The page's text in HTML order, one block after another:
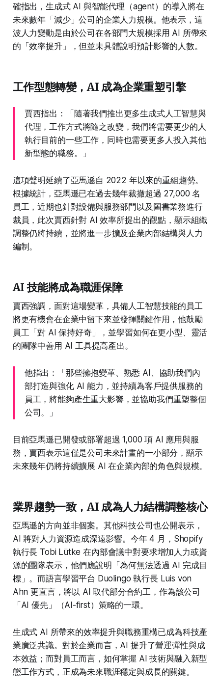
確指出，生成式 AI 與智能代理（agent）的導入將在
未來數年「減少」公司的企業人力規模。他表示，這
波人力變動是由於公司在各部門大規模採用 AI 所帶來
的「效率提升」，但並未具體說明預計影響的人數。
工作型態轉變，AI 成為企業重塑引擎
賈西指出：「隨著我們推出更多生成式人工智慧與
代理，工作方式將隨之改變，我們將需要更少的人
執行目前的一些工作，同時也需要更多人投入其他
新型態的職務。」
這項聲明延續了亞馬遜自 2022 年以來的重組趨勢。
根據統計，亞馬遜已在過去幾年裁撤超過 27,000 名
員工，近期也針對設備與服務部門以及圖書業務進行
裁員，此次賈西針對 AI 效率所提出的觀點，顯示組織
調整仍將持續，並將進一步擴及企業內部結構與人力
編制。
AI 技能將成為職涯保障
賈西強調，面對這場變革，具備人工智慧技能的員工
將更有機會在企業中留下來並發揮關鍵作用，他鼓勵
員工「對 AI 保持好奇」，並學習如何在更小型、靈活
的團隊中善用 AI 工具提高產出。
他指出：「那些擁抱變革、熟悉 AI、協助我們內
部打造與強化 AI 能力，並持續為客戶提供服務的
員工，將能夠產生重大影響，並協助我們重塑整個
公司。」
目前亞馬遜已開發或部署超過 1,000 項 AI 應用與服
務，賈西表示這僅是公司未來計畫的一小部分，顯示
未來幾年仍將持續擴展 AI 在企業內部的角色與規模。
業界趨勢一致，AI 成為人力結構調整核心
亞馬遜的方向並非個案。其他科技公司也公開表示，
AI 將對人力資源造成深遠影響。今年 4 月，Shopify
執行長 Tobi Lütke 在內部會議中對要求增加人力或資
源的團隊表示，他們應說明「為何無法透過 AI 完成目
標」。而語言學習平台 Duolingo 執行長 Luis von
Ahn 更直言，將以 AI 取代部分合約工，作為該公司
「AI 優先」（AI-first）策略的一環。
生成式 AI 所帶來的效率提升與職務重構已成為科技產
業廣泛共識。對於企業而言，AI 提升了營運彈性與成
本效益；而對員工而言，如何掌握 AI 技術與融入新型
態工作方式，正成為未來職涯穩定與成長的關鍵。